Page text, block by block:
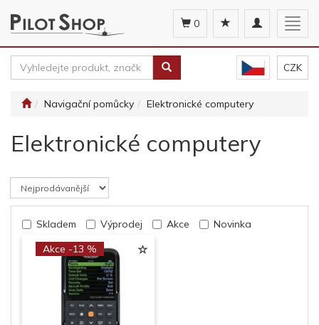
Toggle
navigation
0
CZK
Navigační pomůcky Elektronické computery
Elektronické computery
Skladem Výprodej Akce
Novinka
Akce -13 %